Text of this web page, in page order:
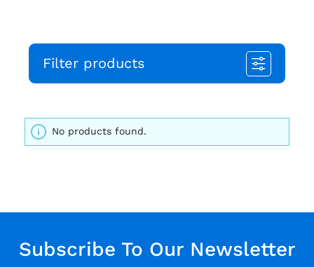
Filter products
No products found.
Subscribe To Our Newsletter